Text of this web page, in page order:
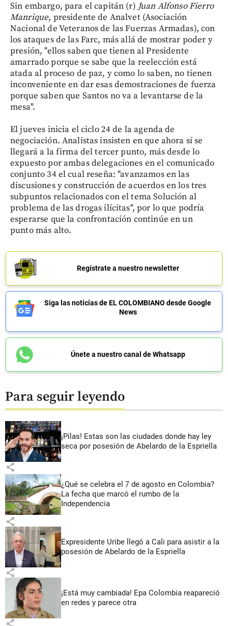
Sin embargo, para el capitán (r) Juan Alfonso Fierro
Manrique, presidente de Analvet (Asociación
Nacional de Veteranos de las Fuerzas Armadas), con
los ataques de las Farc, más allá de mostrar poder y
presión, "ellos saben que tienen al Presidente
amarrado porque se sabe que la reelección está
atada al proceso de paz, y como lo saben, no tienen
inconveniente en dar esas demostraciones de fuerza
porque saben que Santos no va a levantarse de la
mesa".
El jueves inicia el ciclo 24 de la agenda de
negociación. Analistas insisten en que ahora sí se
llegará a la firma del tercer punto, más desde lo
expuesto por ambas delegaciones en el comunicado
conjunto 34 el cual reseña: "avanzamos en las
discusiones y construcción de acuerdos en los tres
subpuntos relacionados con el tema Solución al
problema de las drogas ilícitas", por lo que podría
esperarse que la confrontación continúe en un
punto más alto.
Regístrate a nuestro newsletter
Siga las noticias de EL COLOMBIANO desde Google
News
Únete a nuestro canal de Whatsapp
Para seguir leyendo
¡Pilas! Estas son las ciudades donde hay ley
seca por posesión de Abelardo de la Espriella
share
¿Qué se celebra el 7 de agosto en Colombia?
La fecha que marcó el rumbo de la
Independencia
share
Expresidente Uribe llegó a Cali para asistir a la
posesión de Abelardo de la Espriella
share
¡Está muy cambiada! Epa Colombia reapareció
en redes y parece otra
share